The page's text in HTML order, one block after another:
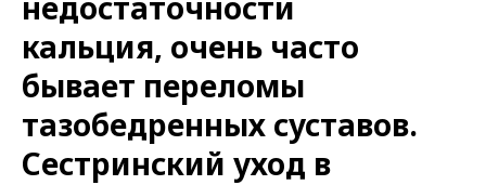
кальция, очень часто
бывает переломы
тазобедренных суставов.
Сестринский уход в